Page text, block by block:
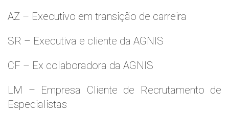
AZ – Executivo em transição de carreira
SR – Executiva e cliente da AGNIS
CF – Ex colaboradora da AGNIS
LM – Empresa Cliente de Recrutamento de
Especialistas